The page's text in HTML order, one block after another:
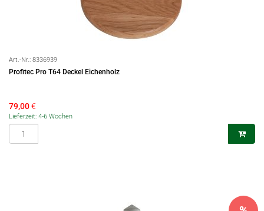
Art.-Nr.: 8336939
Profitec Pro T64 Deckel Eichenholz
79,00€
Lieferzeit: 4-6 Wochen